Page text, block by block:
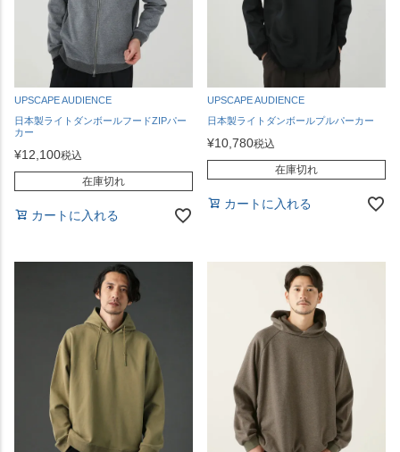
UPSCAPE AUDIENCE
日本製ライトダンボールフードZIPパー
カー
¥12,100税込
在庫切れ
カートに入れる
UPSCAPE AUDIENCE
日本製ライトダンボールプルパーカー
¥10,780税込
在庫切れ
カートに入れる